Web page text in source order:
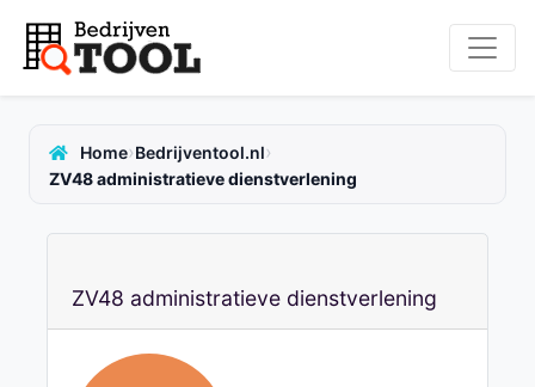
Home›Bedrijventool.nl›
ZV48 administratieve dienstverlening
ZV48 administratieve dienstverlening